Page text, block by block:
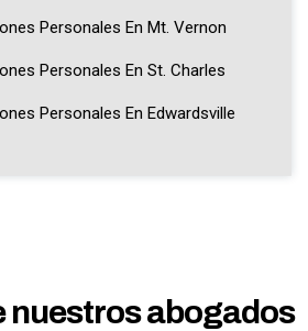
Personales En Mt. Vernon
Personales En St. Charles
Personales En Edwardsville
nuestros abogados